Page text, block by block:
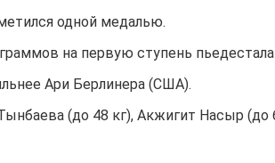
одной медалью.
на первую ступень
Ари Берлинера (США).
(до 48 кг), Акжигит Насыр